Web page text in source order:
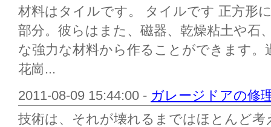
材料はタイルです。 タイルです 正方形
部分。彼らはまた、磁器、乾燥粘土や石
な強力な材料から作ることができます
花崗...
2011-08-09 15:44:00 - ガレージドアの修
技術は、それが壊れるまではほとんど